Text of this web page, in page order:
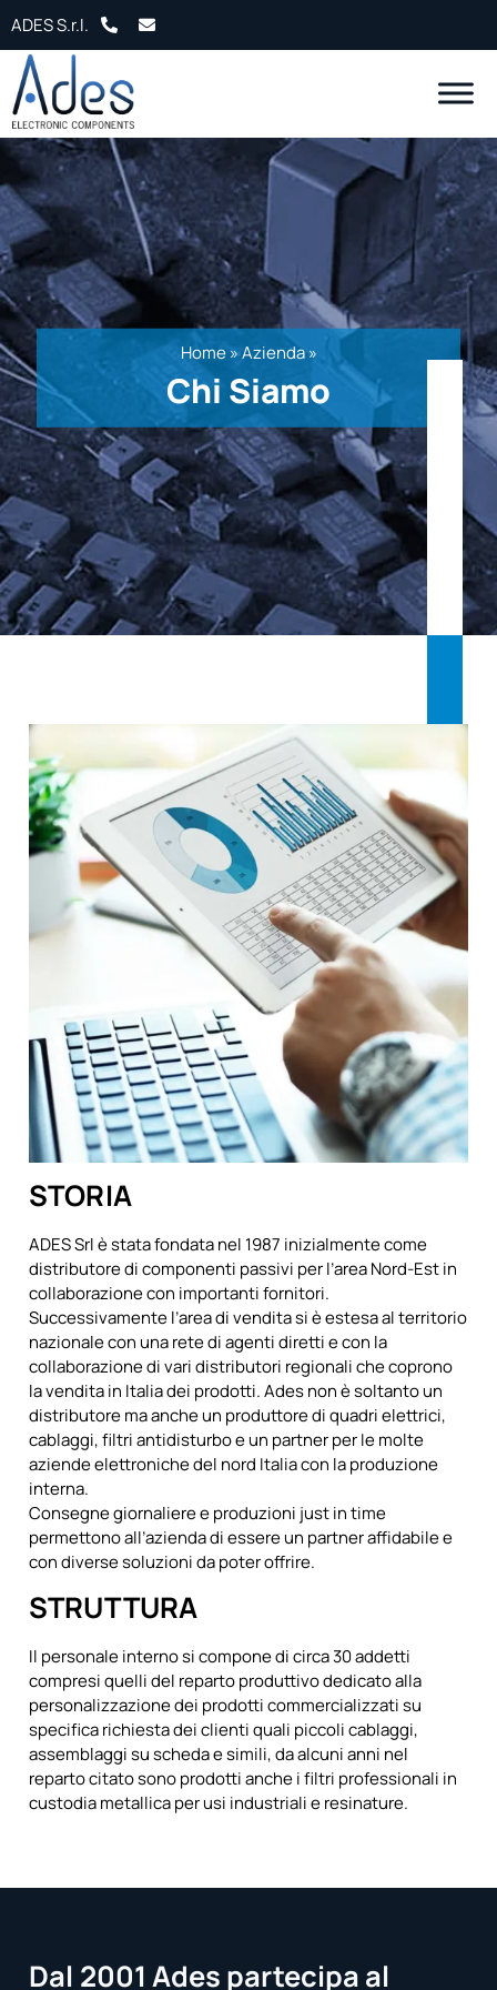
ADES S.r.l.
Home»Azienda»
Chi Siamo
STORIA
ADES Srl è stata fondata nel 1987 inizialmente come
distributore di componenti passivi per l’area Nord-Est in
collaborazione con importanti fornitori.
Successivamente l’area di vendita si è estesa al territorio
nazionale con una rete di agenti diretti e con la
collaborazione di vari distributori regionali che coprono
la vendita in Italia dei prodotti. Ades non è soltanto un
distributore ma anche un produttore di quadri elettrici,
cablaggi, filtri antidisturbo e un partner per Ie molte
aziende elettroniche del nord Italia con la produzione
interna.
Consegne giornaliere e produzioni just in time
permettono all’azienda di essere un partner affidabile e
con diverse soluzioni da poter offrire.
STRUTTURA
Il personale interno si compone di circa 30 addetti
compresi quelli del reparto produttivo dedicato alla
personalizzazione dei prodotti commercializzati su
specifica richiesta dei clienti quali piccoli cablaggi,
assemblaggi su scheda e simili, da alcuni anni nel
reparto citato sono prodotti anche i filtri professionali in
custodia metallica per usi industriali e resinature.
Dal 2001 Ades partecipa al